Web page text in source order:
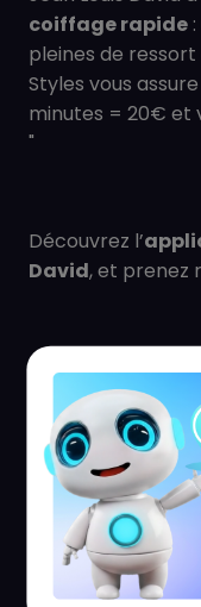
coiffage rapide
pleines de ressort
Styles vous
minutes = 20€ et
"
Découvrez l’
David, et prenez
Grâce à
- Réservez et
- Consulter
accumulés
Vos services
portée de main !